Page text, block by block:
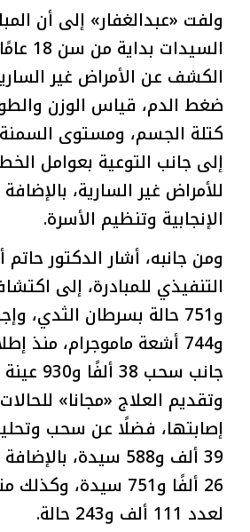
ولفت «عبدالغفار» إلى أن
الكشف عن الأمراض غير
ضغط الدم، قياس الوزن
كتلة الجسم، ومستوى السمنة
إلى جانب التوعية بعوامل
للأمراض غير السارية،
الإنجابية وتنظيم الأسرة.
ومن جانبه، أشار الدكتور حاتم
و744 أشعة ماموجرام، منذ
جانب سحب
وتقديم العلاج «مجانا»
إصابتها، فضلًا عن سحب
39 ألف و588 سيدة،
26 ألفًا و751 سيدة،
لعدد 111 ألف و243 حالة.